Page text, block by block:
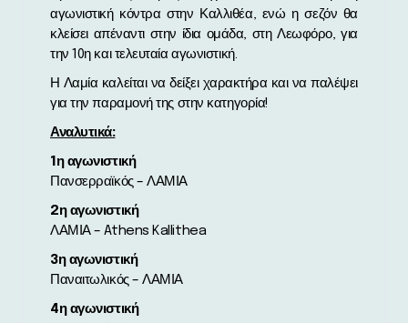
αγωνιστική κόντρα στην Καλλιθέα, ενώ η σεζόν θα
κλείσει απέναντι στην ίδια ομάδα, στη Λεωφόρο, για
την 10η και τελευταία αγωνιστική.
Η Λαμία καλείται να δείξει χαρακτήρα και να παλέψει
για την παραμονή της στην κατηγορία!
Αναλυτικά:
1η αγωνιστική
Πανσερραϊκός – ΛΑΜΙΑ
2η αγωνιστική
ΛΑΜΙΑ – Athens Kallithea
3η αγωνιστική
Παναιτωλικός – ΛΑΜΙΑ
4η αγωνιστική